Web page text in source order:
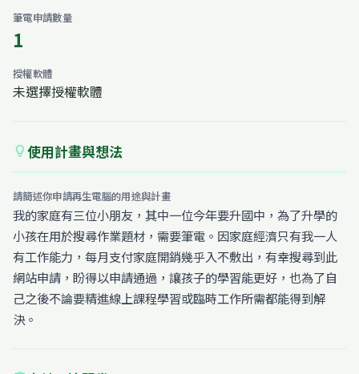
筆電申請數量
1
授權軟體
未選擇授權軟體
lightbulb 使用計畫與想法
請簡述你申請再生電腦的用途與計畫
我的家庭有三位小朋友，其中一位今年要升國中，為了升學的
小孩在用於搜尋作業題材，需要筆電。因家庭經濟只有我一人
有工作能力，每月支付家庭開銷幾乎入不敷出，有幸搜尋到此
網站申請，盼得以申請通過，讓孩子的學習能更好，也為了自
己之後不論要精進線上課程學習或臨時工作所需都能得到解
決。